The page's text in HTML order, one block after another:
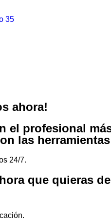
ahora!
el profesional
las
24/7.
que quieras